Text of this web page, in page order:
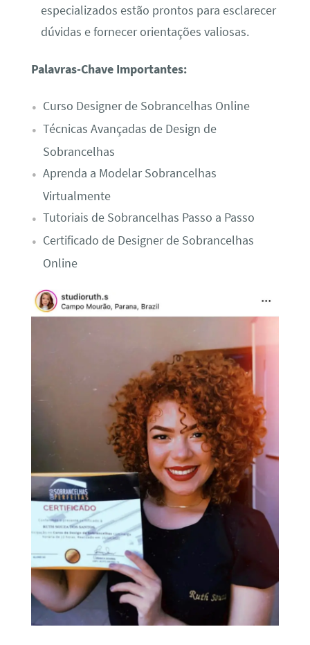
especializados estão prontos para esclarecer
dúvidas e fornecer orientações valiosas.
Palavras-Chave Importantes:
Curso Designer de Sobrancelhas Online
Técnicas Avançadas de Design de
Sobrancelhas
Aprenda a Modelar Sobrancelhas
Virtualmente
Tutoriais de Sobrancelhas Passo a Passo
Certificado de Designer de Sobrancelhas
Online